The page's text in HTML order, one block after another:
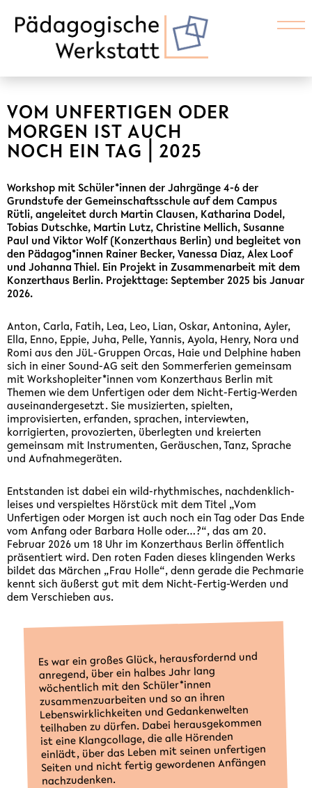
VOM UNFERTIGEN ODER
MORGEN IST AUCH
NOCH EIN TAG ⎜2025
Workshop mit Schüler*innen der Jahrgänge 4-6 der
Grundstufe der Gemeinschaftsschule auf dem Campus
Rütli, angeleitet durch Martin Clausen, Katharina Dodel,
Tobias Dutschke, Martin Lutz, Christine Mellich, Susanne
Paul und Viktor Wolf (Konzerthaus Berlin) und begleitet von
den Pädagog*innen Rainer Becker, Vanessa Diaz, Alex Loof
und Johanna Thiel. Ein Projekt in Zusammenarbeit mit dem
Konzerthaus Berlin. Projekttage: September 2025 bis Januar
2026.
Anton, Carla, Fatih, Lea, Leo, Lian, Oskar, Antonina, Ayler,
Ella, Enno, Eppie, Juha, Pelle, Yannis, Ayola, Henry, Nora und
Romi aus den JüL-Gruppen Orcas, Haie und Delphine haben
sich in einer Sound-AG seit den Sommerferien gemeinsam
mit Workshopleiter*innen vom Konzerthaus Berlin mit
Themen wie dem Unfertigen oder dem Nicht-Fertig-Werden
auseinandergesetzt. Sie musizierten, spielten,
improvisierten, erfanden, sprachen, interviewten,
korrigierten, provozierten, überlegten und kreierten
gemeinsam mit Instrumenten, Geräuschen, Tanz, Sprache
und Aufnahmegeräten.
Entstanden ist dabei ein wild-rhythmisches, nachdenklich-
leises und verspieltes Hörstück mit dem Titel „Vom
Unfertigen oder Morgen ist auch noch ein Tag oder Das Ende
vom Anfang oder Barbara Holle oder…?“, das am 20.
Februar 2026 um 18 Uhr im Konzerthaus Berlin öffentlich
präsentiert wird. Den roten Faden dieses klingenden Werks
bildet das Märchen „Frau Holle“, denn gerade die Pechmarie
kennt sich äußerst gut mit dem Nicht-Fertig-Werden und
dem Verschieben aus.
Es war ein großes Glück, herausfordernd und
anregend, über ein halbes Jahr lang
wöchentlich mit den Schüler*innen
zusammenzuarbeiten und so an ihren
Lebenswirklichkeiten und Gedankenwelten
teilhaben zu dürfen. Dabei herausgekommen
ist eine Klangcollage, die alle Hörenden
einlädt, über das Leben mit seinen unfertigen
Seiten und nicht fertig gewordenen Anfängen
nachzudenken.